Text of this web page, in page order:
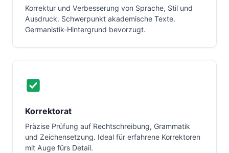
Korrektur und Verbesserung von Sprache, Stil und
Ausdruck. Schwerpunkt akademische Texte.
Germanistik-Hintergrund bevorzugt.
Korrektorat
Präzise Prüfung auf Rechtschreibung, Grammatik
und Zeichensetzung. Ideal für erfahrene Korrektoren
mit Auge fürs Detail.